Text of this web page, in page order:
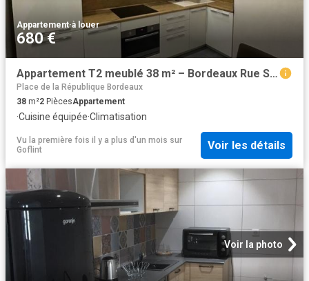
Appartement·à louer
680 €
Appartement T2 meublé 38 m² – Bordeaux Rue Sainte Catherine
Place de la République Bordeaux
38 m²2 PiècesAppartement
·Cuisine équipée·Climatisation
Vu la première fois il y a plus d'un mois sur
Goflint
Voir les détails
Voir la photo